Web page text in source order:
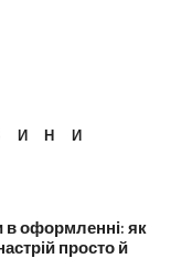
в оформленні: як
просто й